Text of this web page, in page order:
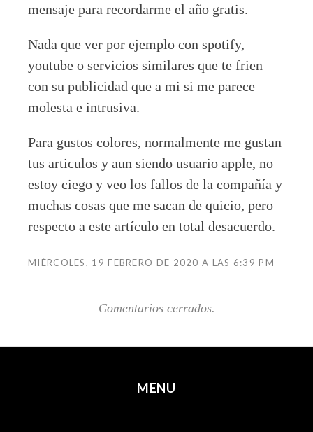
mensaje para recordarme el año gratis.
Nada que ver por ejemplo con spotify,
youtube o servicios similares que te frien
con su publicidad que a mi si me parece
molesta e intrusiva.
Para gustos colores, normalmente me gustan
tus articulos y aun siendo usuario apple, no
estoy ciego y veo los fallos de la compañía y
muchas cosas que me sacan de quicio, pero
respecto a este artículo en total desacuerdo.
MIÉRCOLES, 19 FEBRERO DE 2020 A LAS 6:39 PM
Comentarios cerrados.
MENU